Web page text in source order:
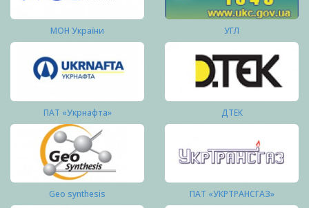
МОН України УГЛ
ПАТ «Укрнафта» ДТЕК
Geo synthesis ПАТ «УКРТРАНСГАЗ»